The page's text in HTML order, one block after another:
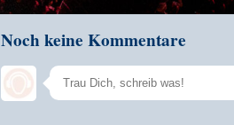
Noch keine Kommentare